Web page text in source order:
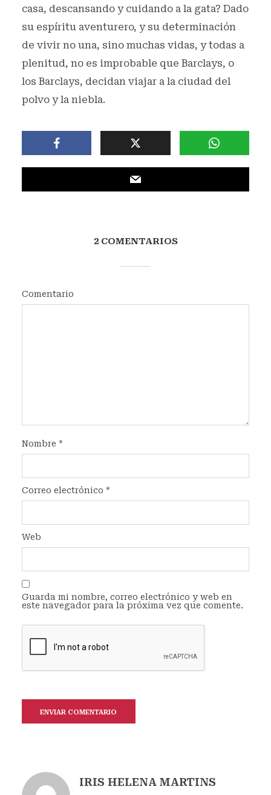
casa, descansando y cuidando a la gata? Dado
su espíritu aventurero, y su determinación
de vivir no una, sino muchas vidas, y todas a
plenitud, no es improbable que Barclays, o
los Barclays, decidan viajar a la ciudad del
polvo y la niebla.
2 COMENTARIOS
Comentario
Nombre *
Correo electrónico *
Web
Guarda mi nombre, correo electrónico y web en
este navegador para la próxima vez que comente.
IRIS HELENA MARTINS